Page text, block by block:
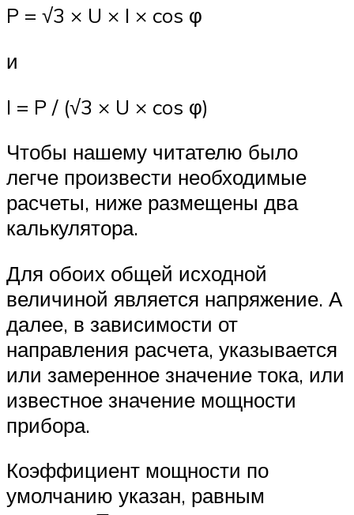
P = √3 × U × I × cos φ
и
I = P / (√3 × U × cos φ)
Чтобы нашему читателю было
легче произвести необходимые
расчеты, ниже размещены два
калькулятора.
Для обоих общей исходной
величиной является напряжение. А
далее, в зависимости от
направления расчета, указывается
или замеренное значение тока, или
известное значение мощности
прибора.
Коэффициент мощности по
умолчанию указан, равным